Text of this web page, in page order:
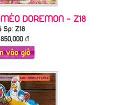
DOREMON - Z18
Z18
850,000₫
vào giỏ